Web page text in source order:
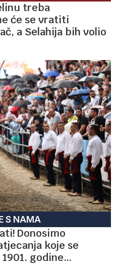
treba
će se vratiti
a Selahija bih volio
S NAMA
Donosimo
koje se
godine…